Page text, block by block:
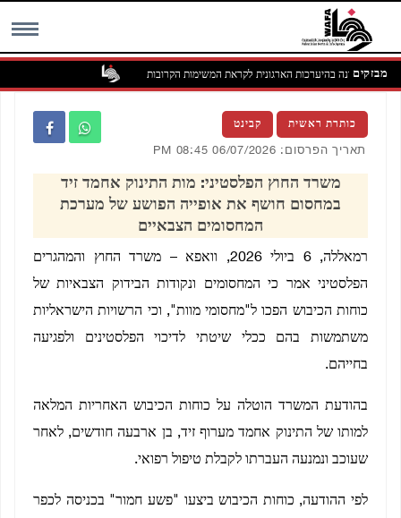
מבזקיםדנה בהיערכות הארגונית לקראת המשימות הקרובות
כותרת ראשית קבינט
תאריך הפרסום: 06/07/2026 08:45 PM
משרד החוץ הפלסטיני: מות התינוק אחמד זיד
במחסום חושף את אופייה הפושע של מערכת
המחסומים הצבאיים
רמאללה, 6 ביולי 2026, וואפא – משרד החוץ והמהגרים
הפלסטיני אמר כי המחסומים ונקודות הבידוק הצבאיות של
כוחות הכיבוש הפכו ל"מחסומי מוות", וכי הרשויות הישראליות
משתמשות בהם ככלי שיטתי לדיכוי הפלסטינים ולפגיעה
בחייהם.
בהודעת המשרד הוטלה על כוחות הכיבוש האחריות המלאה
למותו של התינוק אחמד מערוף זיד, בן ארבעה חודשים, לאחר
שעוכב ונמנעה העברתו לקבלת טיפול רפואי.
לפי ההודעה, כוחות הכיבוש ביצעו "פשע חמור" בכניסה לכפר